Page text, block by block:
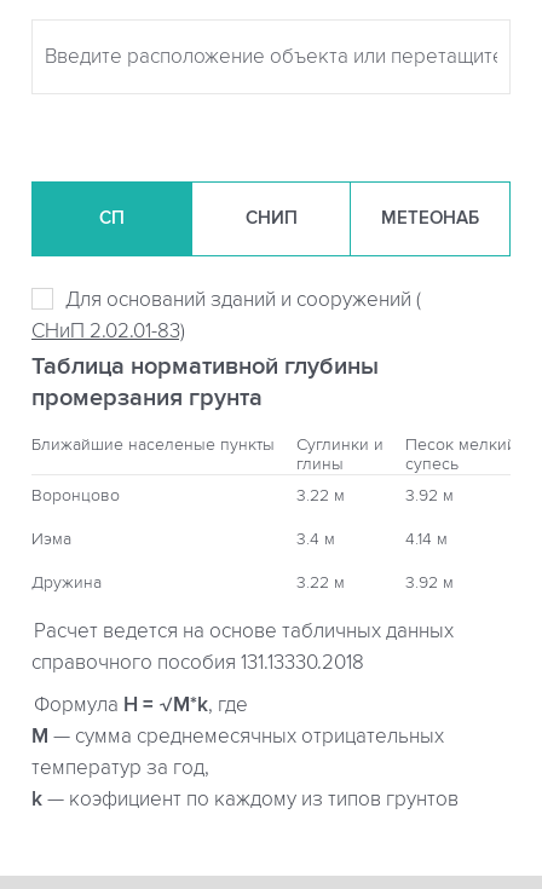
СП СНИП МЕТЕОНАБ
Для оснований зданий и сооружений (
СНиП 2.02.01-83)
Таблица нормативной глубины
промерзания грунта
Ближайшие населеные пункты
Суглинки и
глины
Песок мелкий,
супесь
Воронцово
3.22 м 3.92 м
Иэма 3.4 м 4.14 м
Дружина 3.22 м 3.92 м
Расчет ведется на основе табличных данных
справочного пособия 131.13330.2018
Формула H = √M*k, где
М — сумма среднемесячных отрицательных
температур за год,
k — коэфициент по каждому из типов грунтов